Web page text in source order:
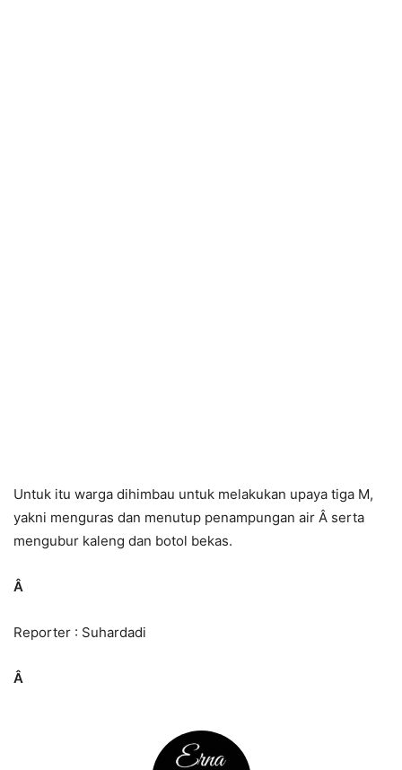
Untuk itu warga dihimbau untuk melakukan upaya tiga M,
yakni menguras dan menutup penampungan air Â serta
mengubur kaleng dan botol bekas.
Â
Reporter : Suhardadi
Â